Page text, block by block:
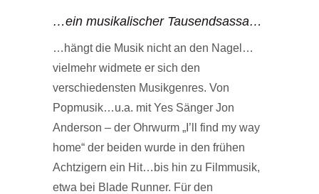
…ein musikalischer Tausendsassa…
…hängt die Musik nicht an den Nagel…
vielmehr widmete er sich den
verschiedensten Musikgenres. Von
Popmusik…u.a. mit Yes Sänger Jon
Anderson – der Ohrwurm „I’ll find my way
home“ der beiden wurde in den frühen
Achtzigern ein Hit…bis hin zu Filmmusik,
etwa bei Blade Runner. Für den